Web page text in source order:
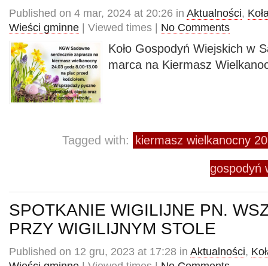
Published on 4 mar, 2024 at 20:26 in Aktualności,
Wieści gminne | Viewed times | No Comments
Koło Gospodyń Wiejskich w
marca na Kiermasz
Tagged with: kiermasz wielkanocny
gospodyń
SPOTKANIE WIGILIJNE PN.
PRZY WIGILIJNYM STOLE
Published on 12 gru, 2023 at 17:28 in Aktualności,